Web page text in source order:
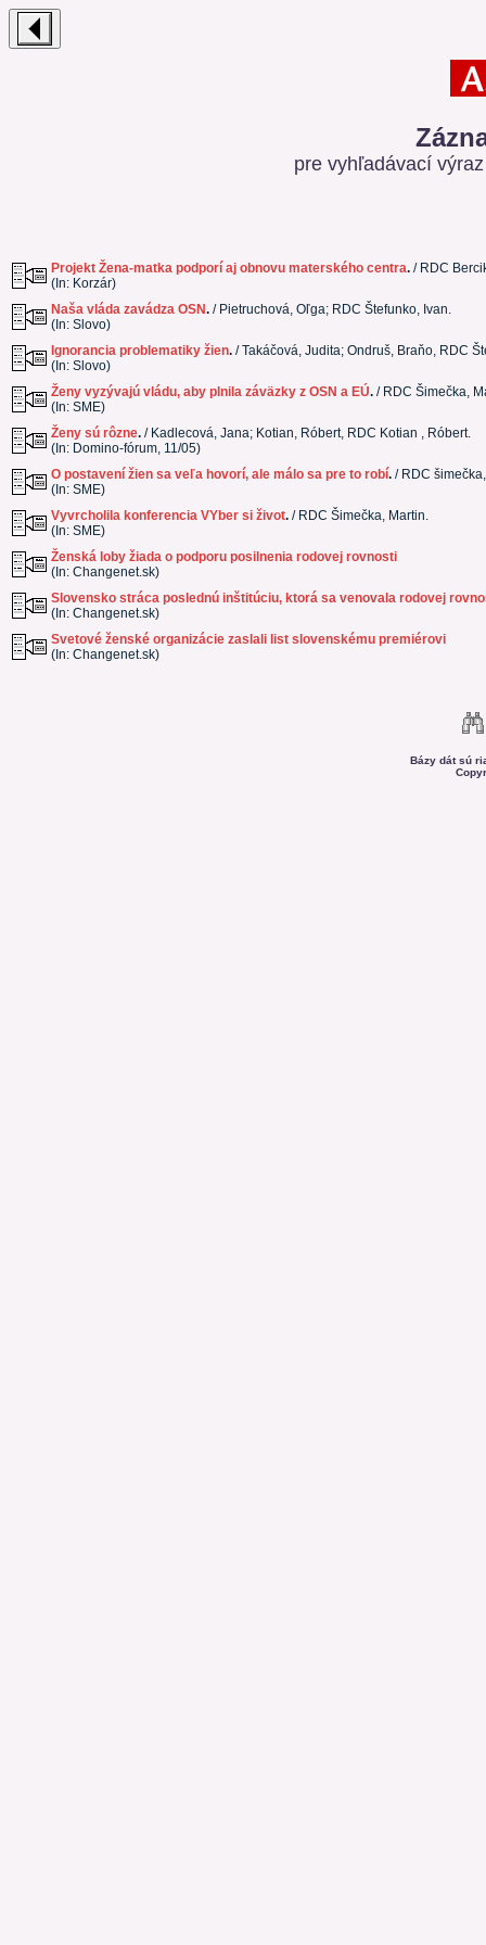
pre vyhľadávací
Projekt Žena-matka podporí aj obnovu materského centra. / RDC
(In: Korzár)
Naša vláda zavádza OSN. / Pietruchová, Oľga; RDC Štefunko, Ivan.
(In: Slovo)
Ignorancia problematiky žien. / Takáčová, Judita; Ondruš, Braňo, RDC
(In: Slovo)
Ženy vyzývajú vládu, aby plnila záväzky z OSN a EÚ. / RDC Šimečka,
(In: SME)
Ženy sú rôzne. / Kadlecová, Jana; Kotian, Róbert, RDC Kotian , Róbert.
(In: Domino-fórum, 11/05)
O postavení žien sa veľa hovorí, ale málo sa pre to robí. / RDC
(In: SME)
Vyvrcholila konferencia VYber si život. / RDC Šimečka, Martin.
(In: SME)
Ženská loby žiada o podporu posilnenia rodovej rovnosti
(In: Changenet.sk)
Slovensko stráca poslednú inštitúciu, ktorá sa venovala rodovej
(In: Changenet.sk)
Svetové ženské organizácie zaslali list slovenskému premiérovi
(In: Changenet.sk)
Bázy dát sú